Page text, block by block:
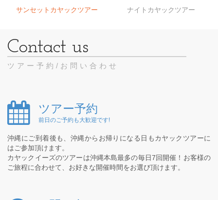
サンセットカヤックツアー
ナイトカヤックツアー
ツアー予約/お問い合わせ
ツアー予約
前日のご予約も大歓迎です!
沖縄にご到着後も、沖縄からお帰りになる日もカヤックツアーに
はご参加頂けます。
カヤックイーズのツアーは沖縄本島最多の毎日7回開催！お客様の
ご旅程に合わせて、お好きな開催時間をお選び頂けます。